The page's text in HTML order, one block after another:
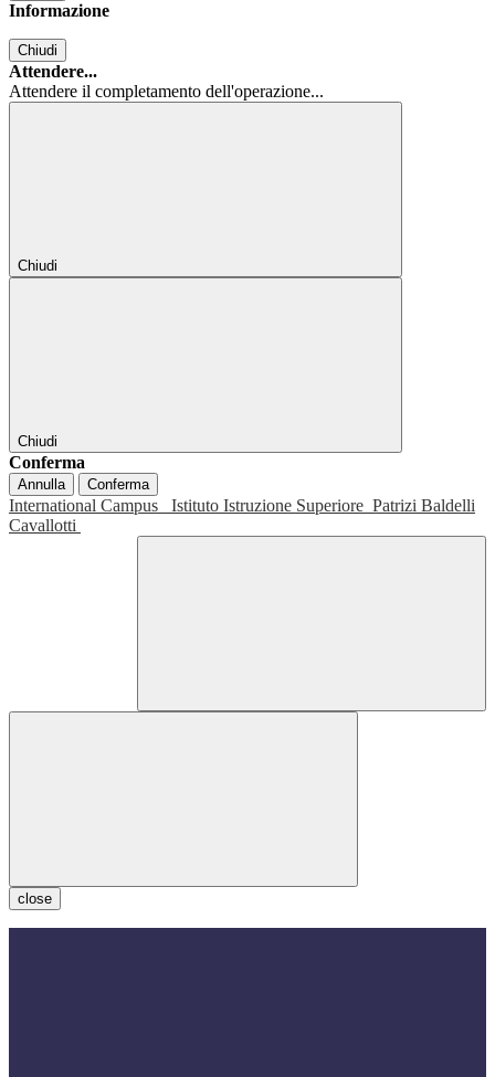
Informazione
Chiudi
Attendere...
Attendere il completamento dell'operazione...
Chiudi
Chiudi
Conferma
Annulla Conferma
International Campus Istituto Istruzione Superiore Patrizi Baldelli
Cavallotti
close